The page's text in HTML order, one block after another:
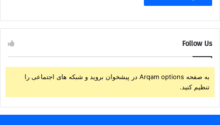
Follow Us
به صفحه Arqam options در پیشخوان بروید و شبکه های اجتماعی را
تنظیم کنید.